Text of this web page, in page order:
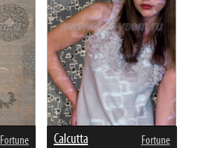
Fortune Calcutta Fortune